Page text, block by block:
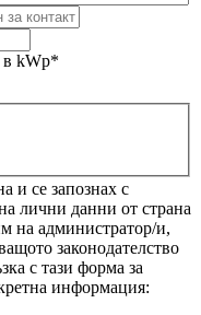
в kWp*
и се запознах с
лични данни от страна
на администратор/и,
законодателство
с тази форма за
информация: